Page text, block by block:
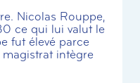
Nicolas Rouppe,
ce qui lui valut le
fut élevé parce
intègre